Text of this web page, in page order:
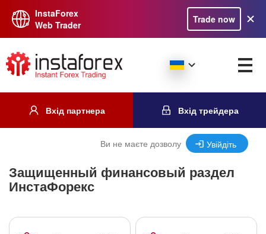
InstaForex
Web Trader
Trade now
Вхід партнера Вхід трейдера
Ви не маєте дозволу Увійдіть
Защищенный финансовый раздел
ИнстаФорекс